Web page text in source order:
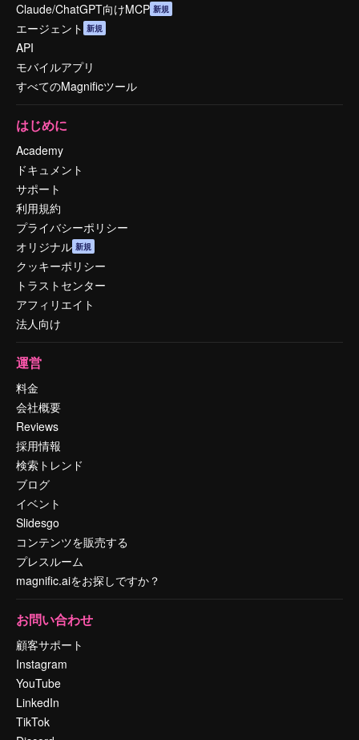
Claude/ChatGPT向けMCP 新規
エージェント 新規
API
モバイルアプリ
すべてのMagnificツール
はじめに
Academy
ドキュメント
サポート
利用規約
プライバシーポリシー
オリジナル 新規
クッキーポリシー
トラストセンター
アフィリエイト
法人向け
運営
料金
会社概要
Reviews
採用情報
検索トレンド
ブログ
イベント
Slidesgo
コンテンツを販売する
プレスルーム
magnific.aiをお探しですか？
お問い合わせ
顧客サポート
Instagram
YouTube
LinkedIn
TikTok